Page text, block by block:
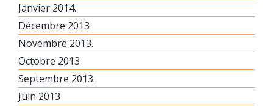
Janvier 2014.
Décembre 2013
Novembre 2013.
Octobre 2013
Septembre 2013.
Juin 2013